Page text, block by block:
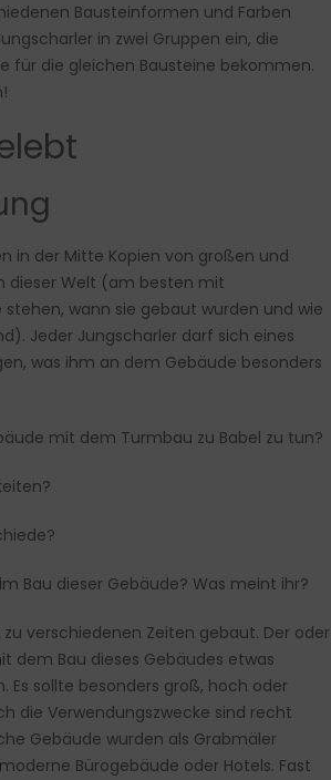
Bausteinformen und Farben
in zwei Gruppen ein, die
für die gleichen Bausteine bekommen.
in der Mitte Kopien von großen und
dieser Welt (am besten mit
wann sie gebaut wurden und wie
Jeder Jungscharler darf sich eines
was ihm an dem Gebäude besonders
mit dem Turmbau zu Babel zu tun?
Bau dieser Gebäude? Was meint ihr?
verschiedenen Zeiten gebaut. Der oder
dem Bau dieses Gebäudes etwas
Es sollte besonders groß, hoch oder
die Verwendungszwecke sind recht
Gebäude wurden als Grabmäler
Bürogebäude oder Hotels. Fast